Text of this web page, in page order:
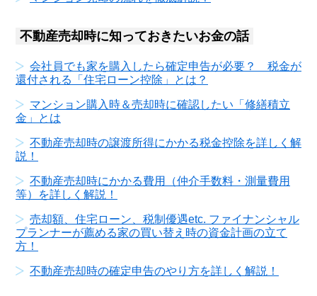
不動産売却時に知っておきたいお金の話
会社員でも家を購入したら確定申告が必要？ 税金が
還付される「住宅ローン控除」とは？
マンション購入時＆売却時に確認したい「修繕積立
金」とは
不動産売却時の譲渡所得にかかる税金控除を詳しく解
説！
不動産売却時にかかる費用（仲介手数料・測量費用
等）を詳しく解説！
売却額、住宅ローン、税制優遇etc. ファイナンシャル
プランナーが薦める家の買い替え時の資金計画の立て
方！
不動産売却時の確定申告のやり方を詳しく解説！